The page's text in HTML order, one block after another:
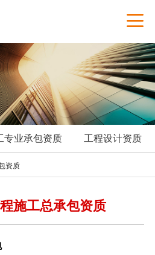

专业承包资质 工程设计资质
资质
施工总承包资质